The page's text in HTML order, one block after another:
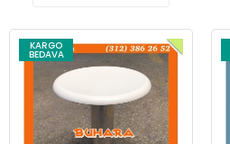
KARGO
BEDAVA